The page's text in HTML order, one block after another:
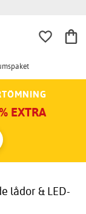
EXTRA
lådor & LED-